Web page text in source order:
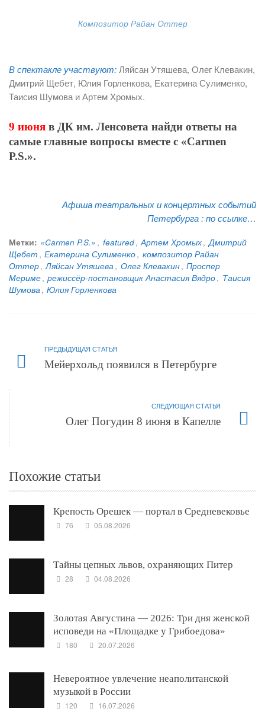
Композитор Райан Оттер
В спектакле участвуют:Ляйсан Утяшева, Олег Клевакин,
Дмитрий Щебет, Юлия Горленкова, Екатерина Сулименко,
Таисия Шумова и Артем Хромых.
9 июня в ДК им. Ленсовета найди ответы на
самые главные вопросы вместе с «Carmen
P.S.».
Афиша театральных и концертных событий
Петербурга :по ссылке…
Метки: «Carmen P.S.» , featured, Артем Хромых, Дмитрий
Щебет , Екатерина Сулименко, композитор Райан
Оттер, Ляйсан Утяшева , Олег Клевакин, Проспер
Мериме, режиссёр-постановщик Анастасия Вядро, Таисия
Шумова , Юлия Горленкова
ПРЕДЫДУЩАЯ СТАТЬЯ
Мейерхольд появился в Петербурге
СЛЕДУЮЩАЯ СТАТЬЯ
Олег Погудин 8 июня в Капелле
Похожие статьи
Крепость Орешек — портал в Средневековье
76 05.08.2026
Тайны цепных львов, охраняющих Питер
28 04.08.2026
Золотая Августина — 2026: Три дня женской
исповеди на «Площадке у Грибоедова»
180 20.07.2026
Невероятное увлечение неаполитанской
музыкой в России
120 16.07.2026